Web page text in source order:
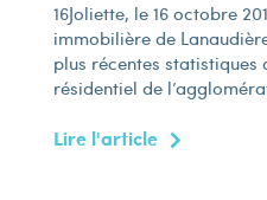
16Joliette, le 16 octobre
immobilière de
plus récentes
résidentiel de
Lire l'article